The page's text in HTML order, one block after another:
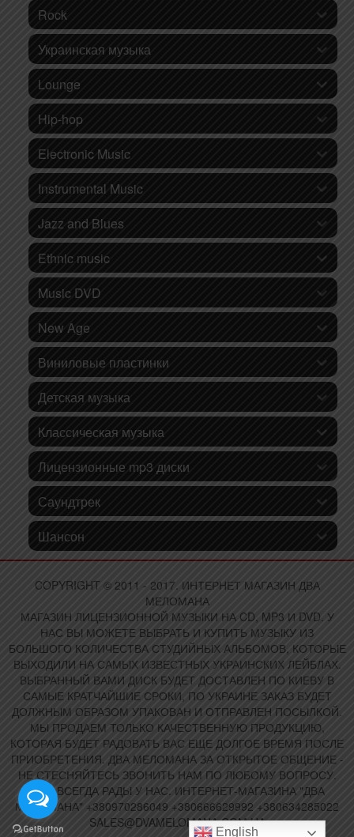
Rock
Украинская музыка
Lounge
Hip-hop
Electronic Music
Instrumental Music
Jazz and Blues
Ethnic music
Music DVD
New Age
Виниловые пластинки
Детская музыка
Классическая музыка
Лицензионные mp3 диски
Саундтрек
Шансон
COPYRIGHT © 2011 - 2017. ИНТЕРНЕТ МАГАЗИН ДВА
МЕЛОМАНА
МАГАЗИН ЛИЦЕНЗИОННОЙ МУЗЫКИ НА CD, MP3 И DVD. У
НАС ВЫ МОЖЕТЕ ВЫБРАТЬ И КУПИТЬ МУЗЫКУ ИЗ
БОЛЬШОГО КОЛИЧЕСТВА СТУДИЙНЫХ АЛЬБОМОВ, КОТОРЫЕ
ВЫХОДИЛИ НА САМЫХ ИЗВЕСТНЫХ УКРАИНСКИХ ЛЕЙБЛАХ.
ВЫБРАННЫЙ ВАМИ ДИСК БУДЕТ ДОСТАВЛЕН ПО КИЕВУ В
САМЫЕ КРАТЧАЙШИЕ СРОКИ, ПО УКРАИНЕ ЗАКАЗ БУДЕТ
ДОЛЖНЫМ ОБРАЗОМ УПАКОВАН И ОТПРАВЛЕН ПОСЫЛКОЙ.
МЫ ПРОДАЕМ ТОЛЬКО КАЧЕСТВЕННУЮ ПРОДУКЦИЮ,
КОТОРАЯ БУДЕТ РАДОВАТЬ ВАС ЕЩЕ ДОЛГОЕ ВРЕМЯ ПОСЛЕ
ПРИОБРЕТЕНИЯ. ДВА МЕЛОМАНА ЗА ОТКРЫТОЕ ОБЩЕНИЕ -
НЕ СТЕСНЯЙТЕСЬ ЗВОНИТЬ НАМ ПО ЛЮБОМУ ВОПРОСУ.
ВАМ ВСЕГДА РАДЫ У НАС. ИНТЕРНЕТ-МАГАЗИНА "ДВА
МЕЛОМАНА" +380970286049 +380666629992 +380634285022
SALES@DVAMELOMANA.COM.UA
English